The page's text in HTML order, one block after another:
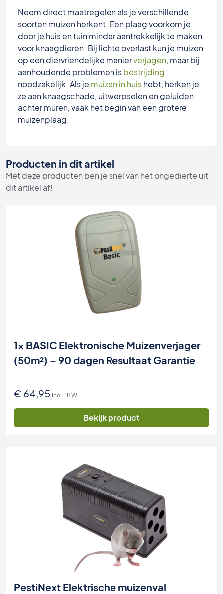
Neem direct maatregelen als je verschillende
soorten muizen herkent. Een plaag voorkom je
door je huis en tuin minder aantrekkelijk te maken
voor knaagdieren. Bij lichte overlast kun je muizen
op een diervriendelijke manierverjagen, maar bij
aanhoudende problemen isbestrijding
noodzakelijk. Als je muizen in huishebt, herken je
ze aan knaagschade, uitwerpselen en geluiden
achter muren, vaak het begin van een grotere
muizenplaag.
Producten in dit artikel
Met deze producten ben je snel van het ongedierte uit
dit artikel af!
1x BASIC Elektronische Muizenverjager
(50m²) – 90 dagen Resultaat Garantie
€ 64,95 Incl. BTW
Bekijk product
PestiNext Elektrische muizenval